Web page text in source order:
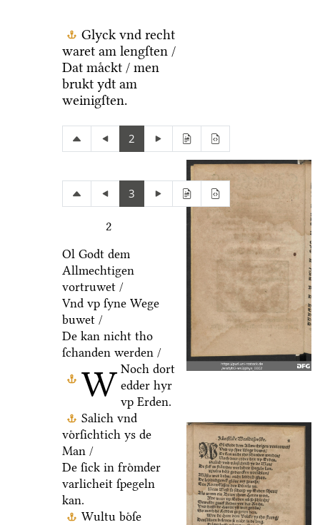
Glyck vnd recht
waret am lengſten /
Dat maͤckt / men
brukt ydt am
weinigſten.
2
3
2
W
Ol Godt dem
Allmechtigen
vortruwet /
Vnd vp ſyne Wege
buwet /
De kan nicht tho
ſchanden werden /
Noch dort
edder hyr
vp Erden.
Salich vnd
voͤrſichtich ys de
Man /
De ſick in froͤmder
varlicheit ſpegeln
kan.
Wultu boͤſe